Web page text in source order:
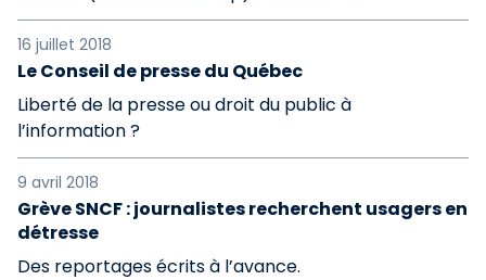
16 juillet 2018
Le Conseil de presse du Québec
Liberté de la presse ou droit du public à
l’information ?
9 avril 2018
Grève SNCF : journalistes recherchent usagers en
détresse
Des reportages écrits à l’avance.